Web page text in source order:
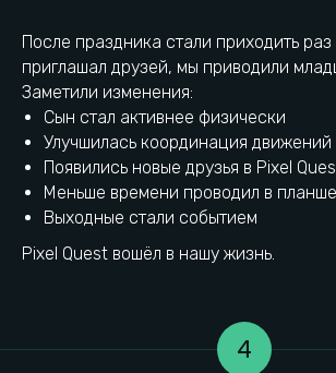
После праздника стали приходить
приглашал друзей, мы приводили
Заметили изменения:
Сын стал активнее физически
Улучшилась координация движений
Появились новые друзья в Pixel
Меньше времени проводил в
Выходные стали событием
Pixel Quest вошёл в нашу жизнь.
4
Выводы